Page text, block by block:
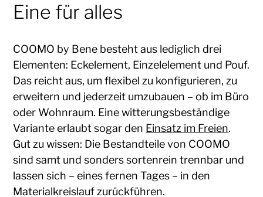
Eine für alles
COOMO by Bene besteht aus lediglich drei
Elementen: Eckelement, Einzelelement und Pouf.
Das reicht aus, um flexibel zu konfigurieren, zu
erweitern und jederzeit umzubauen – ob im Büro
oder Wohnraum. Eine witterungsbeständige
Variante erlaubt sogar den Einsatz im Freien.
Gut zu wissen: Die Bestandteile von COOMO
sind samt und sonders sortenrein trennbar und
lassen sich – eines fernen Tages – in den
Materialkreislauf zurückführen.